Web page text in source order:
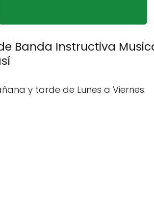
Banda Instructiva
y tarde de Lunes a Viernes.